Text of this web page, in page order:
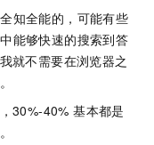
知全能的，可能有些
能够快速的搜索到答
就不需要在浏览器之
30%-40% 基本都是